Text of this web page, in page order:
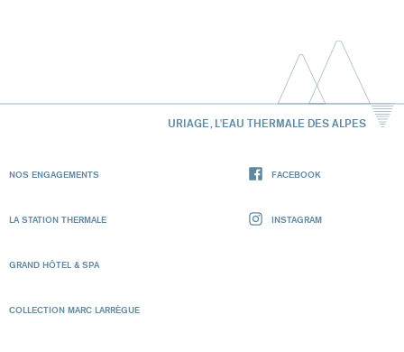
URIAGE, L'EAU THERMALE DES ALPES
NOS ENGAGEMENTS
LA STATION THERMALE
GRAND HÔTEL & SPA
COLLECTION MARC LARRÈGUE
FACEBOOK
INSTAGRAM